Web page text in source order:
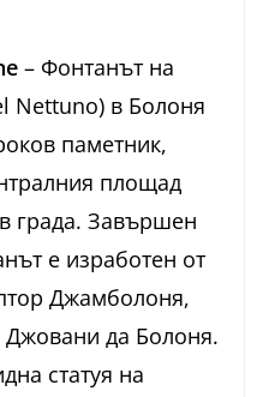
– Фонтанът на
Nettuno) в Болоня
паметник,
площад
града. Завършен
е изработен от
Джамболоня,
Джовани да Болоня.
статуя на